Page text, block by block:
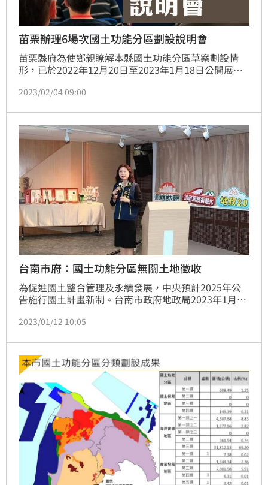
苗栗辦理6場次國土功能分區劃設說明會
苗栗縣府為使鄉親瞭解本縣國土功能分區草案劃設情
形，已於2022年12月20日至2023年1月18日公開展覽
設內容，縣府將於2023年2月中下旬再行辦理6場說明
2023/02/04 09:00
台南市府：國土功能分區無關土地徵收
為促進國土整合管理及永續發展，中央預計2025年公
告施行國土計畫新制。台南市政府地政局2023年1月10
例如：誤以為劃入國土保育區第1類的土地會被徵收或
是兩回事，且現行農牧用地、養殖用地即便劃入第1
類，也可維持合法農作使用。未來將持續透過公聽會等
形式加強說明，讓民眾更了解、更安心。
2023/01/12 10:05